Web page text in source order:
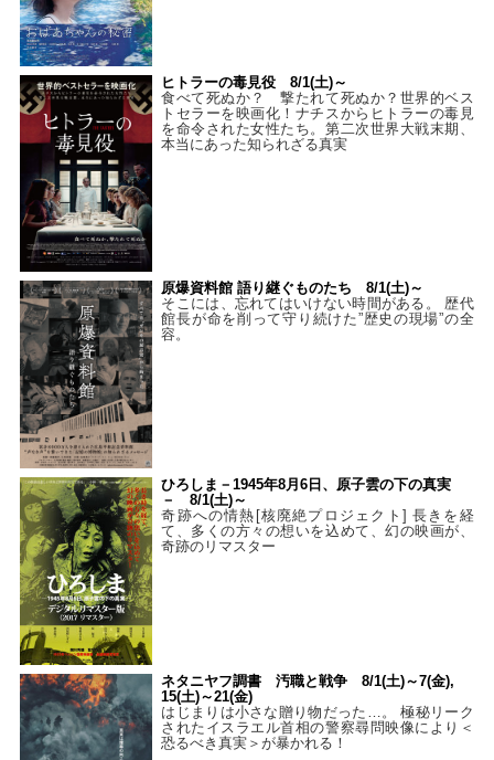
ヒトラーの毒見役 8/1(土)～
食べて死ぬか？ 撃たれて死ぬか？世界的ベス
トセラーを映画化！ナチスからヒトラーの毒見
を命令された女性たち。第二次世界大戦末期、
本当にあった知られざる真実
原爆資料館 語り継ぐものたち 8/1(土)～
そこには、忘れてはいけない時間がある。 歴代
館長が命を削って守り続けた”歴史の現場”の全
容。
ひろしま－1945年8月6日、原子雲の下の真実
－ 8/1(土)～
奇跡への情熱[核廃絶プロジェクト] 長きを経
て、多くの方々の想いを込めて、幻の映画が、
奇跡のリマスター
ネタニヤフ調書 汚職と戦争 8/1(土)～7(金),
15(土)～21(金)
はじまりは小さな贈り物だった…。 極秘リーク
されたイスラエル首相の警察尋問映像により＜
恐るべき真実＞が暴かれる！